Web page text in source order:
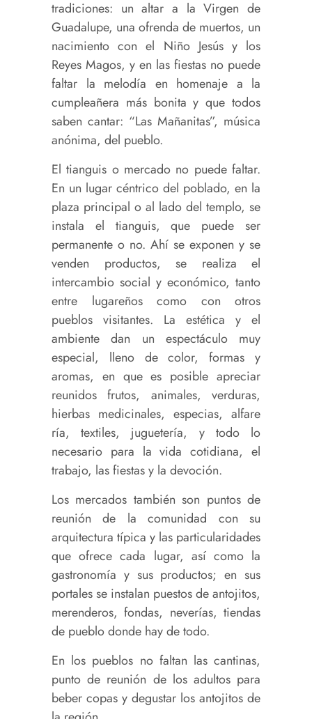
tradiciones: un altar a la Virgen de
Guadalupe, una ofrenda de muertos, un
nacimiento con el Niño Jesús y los
Reyes Magos, y en las fiestas no puede
faltar la melodía en homenaje a la
cumpleañera más bonita y que todos
saben cantar: “Las Mañanitas”, música
anónima, del pueblo.
El tianguis o mercado no puede faltar.
En un lugar céntrico del poblado, en la
plaza principal o al lado del templo, se
instala el tianguis, que puede ser
permanente o no. Ahí se exponen y se
venden productos, se realiza el
intercambio social y económico, tanto
entre lugareños como con otros
pueblos visitantes. La estética y el
ambiente dan un espectáculo muy
especial, lleno de color, formas y
aromas, en que es posible apreciar
reunidos frutos, animales, verduras,
hierbas medicinales, especias, alfare
ría, textiles, juguetería, y todo lo
necesario para la vida cotidiana, el
trabajo, las fiestas y la devoción.
Los mercados también son puntos de
reunión de la comunidad con su
arquitectura típica y las particularidades
que ofrece cada lugar, así como la
gastronomía y sus productos; en sus
portales se instalan puestos de antojitos,
merenderos, fondas, neverías, tiendas
de pueblo donde hay de todo.
En los pueblos no faltan las cantinas,
punto de reunión de los adultos para
beber copas y degustar los antojitos de